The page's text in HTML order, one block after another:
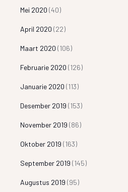
Mei 2020 (40)
April 2020 (22)
Maart 2020 (106)
Februarie 2020 (126)
Januarie 2020 (113)
Desember 2019 (153)
November 2019 (86)
Oktober 2019 (163)
September 2019 (145)
Augustus 2019 (95)